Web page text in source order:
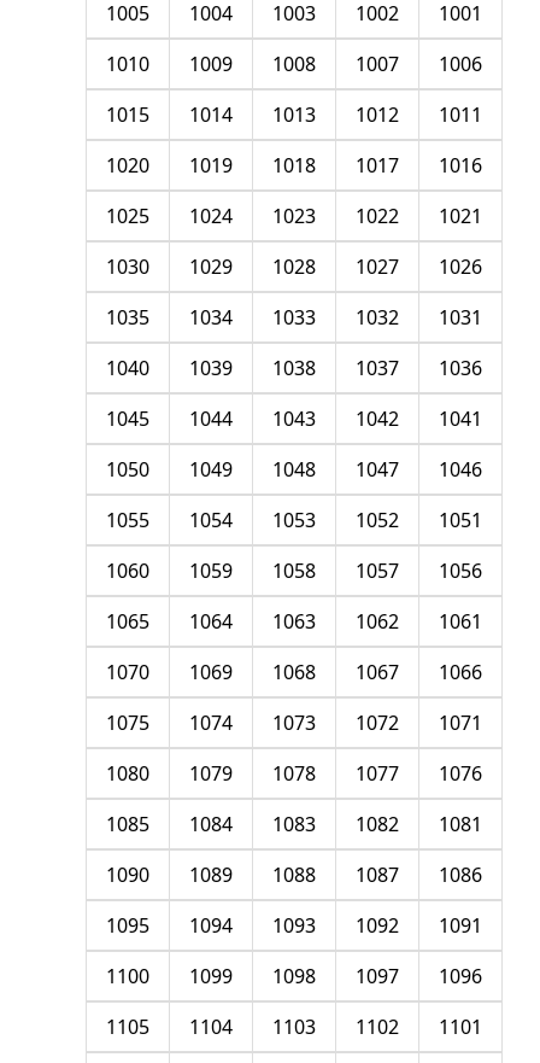
1001
1002
1003
1004
1005
1006
1007
1008
1009
1010
1011
1012
1013
1014
1015
1016
1017
1018
1019
1020
1021
1022
1023
1024
1025
1026
1027
1028
1029
1030
1031
1032
1033
1034
1035
1036
1037
1038
1039
1040
1041
1042
1043
1044
1045
1046
1047
1048
1049
1050
1051
1052
1053
1054
1055
1056
1057
1058
1059
1060
1061
1062
1063
1064
1065
1066
1067
1068
1069
1070
1071
1072
1073
1074
1075
1076
1077
1078
1079
1080
1081
1082
1083
1084
1085
1086
1087
1088
1089
1090
1091
1092
1093
1094
1095
1096
1097
1098
1099
1100
1101
1102
1103
1104
1105